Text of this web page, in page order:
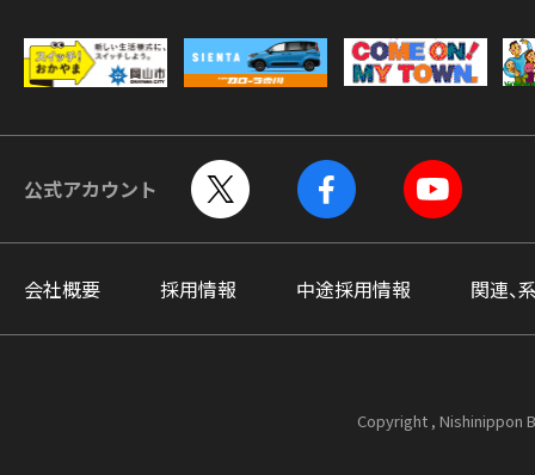
公式アカウント
会社概要 採用情報 中途採用情報 関連、
Copyright , Nishinippon